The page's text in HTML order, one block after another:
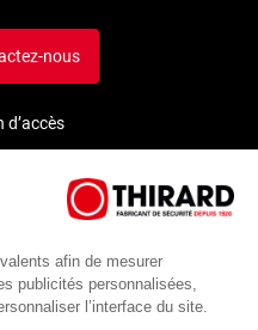
nous
d’accès
afin de mesurer
publicités personnalisées,
l’interface du site.